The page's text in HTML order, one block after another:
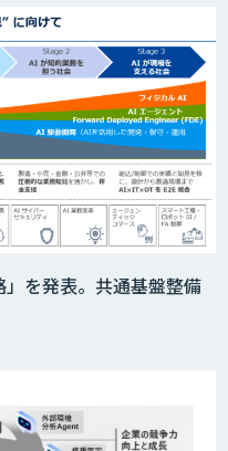
最適化AIシステム
を発表。共通基盤整備